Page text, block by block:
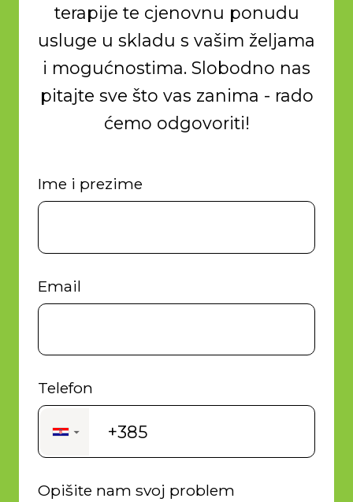
terapije te cjenovnu ponudu
usluge u skladu s vašim željama
i mogućnostima. Slobodno nas
pitajte sve što vas zanima - rado
ćemo odgovoriti!
Ime i prezime
Email
Telefon
▼ +385
Opišite nam svoj problem